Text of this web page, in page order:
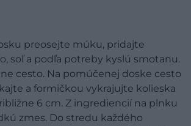
preosejte múku, pridajte
soľ a podľa potreby kyslú smotanu.
cesto. Na pomúčenej doske cesto
a formičkou vykrajujte kolieska
6 cm. Z ingrediencií na plnku
zmes. Do stredu každého